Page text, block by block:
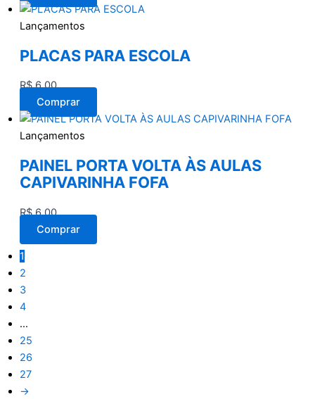
Lançamentos
PLACAS PARA ESCOLA
R$6,00
Comprar
Lançamentos
PAINEL PORTA VOLTA ÀS AULAS
CAPIVARINHA FOFA
R$6,00
Comprar
1
2
3
4
…
25
26
27
→